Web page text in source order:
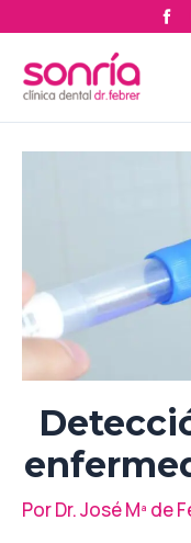
al
contenido
PorDr. José Mª de
de
entradas